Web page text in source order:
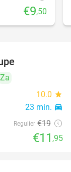
€9,50
Za
10.0 star
23 min. directions_car
Regulier €19
€11 ,95